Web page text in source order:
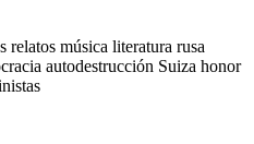
relatos música literatura rusa
autodestrucción Suiza honor